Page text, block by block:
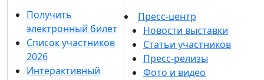
Получить
электронный билет
Список участников
2026
Интерактивный
Пресс-центр
Новости выставки
Статьи участников
Пресс-релизы
Фото и видео